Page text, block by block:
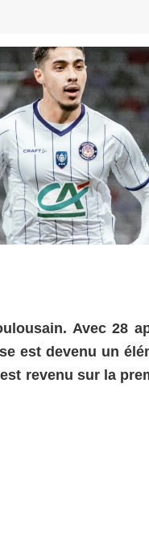
Avec 28
est devenu un
revenu sur la